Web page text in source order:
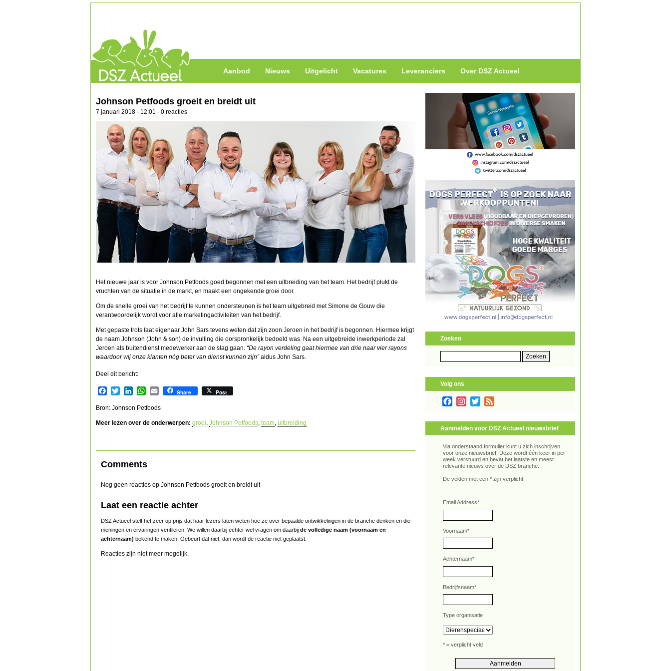
Aanbod Nieuws Uitgelicht Vacatures Leveranciers Over DSZ Actueel
Johnson Petfoods groeit en breidt uit
7 januari 2018 - 12:01 - 0 reacties
Het nieuwe jaar is voor Johnson Petfoods goed begonnen met een uitbreiding van het team. Het bedrijf plukt de
vruchten van de situatie in de markt, en maakt een ongekende groei door.
Om de snelle groei van het bedrijf te kunnen ondersteunen is het team uitgebreid met Simone de Gouw die
verantwoordelijk wordt voor alle marketingactiviteiten van het bedrijf.
Met gepaste trots laat eigenaar John Sars tevens weten dat zijn zoon Jeroen in het bedrijf is begonnen. Hiermee krijgt
de naam Johnson (John & son) de invulling die oorspronkelijk bedoeld was. Na een uitgebreide inwerkperiode zal
Jeroen als buitendienst medewerker aan de slag gaan. “De rayon verdeling gaat hiermee van drie naar vier rayons
waardoor wij onze klanten nóg beter van dienst kunnen zijn”aldus John Sars.
Deel dit bericht:
Facebook
TwitterLinkedInWhatsApp
EmailShare Post
Bron: Johnson Petfoods
Meer lezen over de onderwerpen: groei, Johnson Petfoods, team, uitbreiding
Comments
Nog geen reacties op Johnson Petfoods groeit en breidt uit
Laat een reactie achter
DSZ Actueel stelt het zeer op prijs dat haar lezers laten weten hoe ze over bepaalde ontwikkelingen in de branche denken en die
meningen en ervaringen ventileren. We willen daarbij echter wel vragen om daarbij de volledige naam (voornaam en
achternaam) bekend te maken. Gebeurt dat niet, dan wordt de reactie niet geplaatst.
Reacties zijn niet meer mogelijk.
Zoeken
naar:
Volg ons
FacebookInstagram
Twitter
Aanmelden voor DSZ Actueel nieuwsbrief
Via onderstaand formulier kunt u zich inschrijven
voor onze nieuwsbrief. Deze wordt één keer in per
week verstuurd en bevat het laatste en meest
relevante nieuws over de DSZ branche.
De velden met een * zijn verplicht.
Email Address*
Voornaam*
Achternaam*
Bedrijfsnaam*
Type organisatie
* = verplicht veld